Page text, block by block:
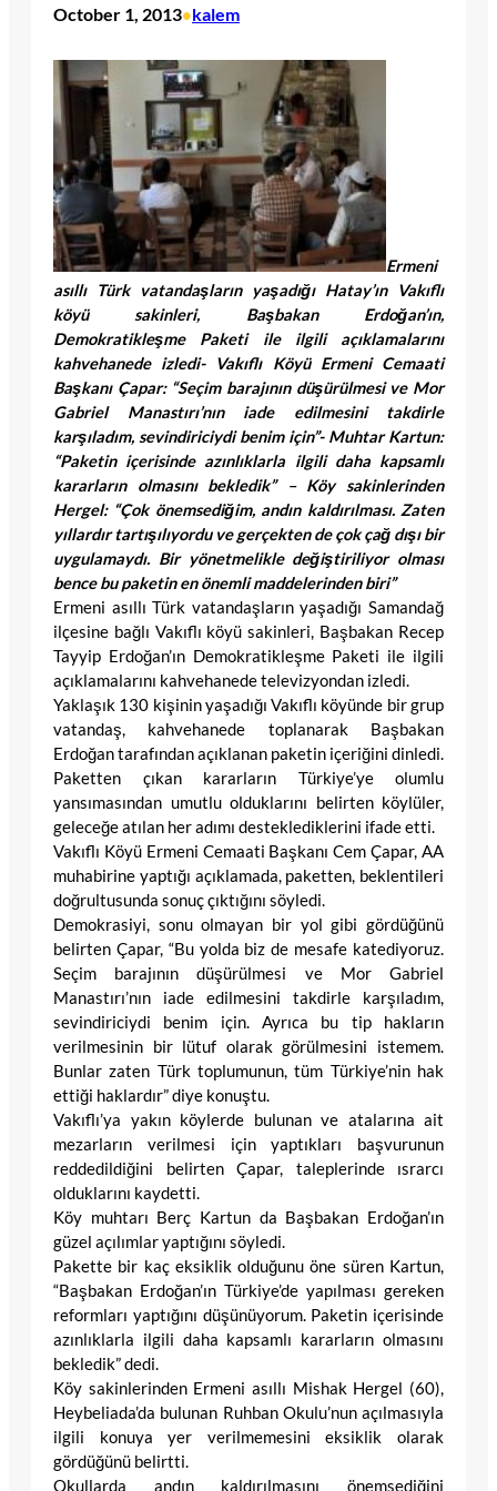
October 1, 2013•kalem
Ermeni
asıllı Türk vatandaşların yaşadığı Hatay’ın Vakıflı
köyü sakinleri, Başbakan Erdoğan’ın,
Demokratikleşme Paketi ile ilgili açıklamalarını
kahvehanede izledi- Vakıflı Köyü Ermeni Cemaati
Başkanı Çapar: “Seçim barajının düşürülmesi ve Mor
Gabriel Manastırı’nın iade edilmesini takdirle
karşıladım, sevindiriciydi benim için”- Muhtar Kartun:
“Paketin içerisinde azınlıklarla ilgili daha kapsamlı
kararların olmasını bekledik” – Köy sakinlerinden
Hergel: “Çok önemsediğim, andın kaldırılması. Zaten
yıllardır tartışılıyordu ve gerçekten de çok çağ dışı bir
uygulamaydı. Bir yönetmelikle değiştiriliyor olması
bence bu paketin en önemli maddelerinden biri”
Ermeni asıllı Türk vatandaşların yaşadığı Samandağ
ilçesine bağlı Vakıflı köyü sakinleri, Başbakan Recep
Tayyip Erdoğan’ın Demokratikleşme Paketi ile ilgili
açıklamalarını kahvehanede televizyondan izledi.
Yaklaşık 130 kişinin yaşadığı Vakıflı köyünde bir grup
vatandaş, kahvehanede toplanarak Başbakan
Erdoğan tarafından açıklanan paketin içeriğini dinledi.
Paketten çıkan kararların Türkiye’ye olumlu
yansımasından umutlu olduklarını belirten köylüler,
geleceğe atılan her adımı desteklediklerini ifade etti.
Vakıflı Köyü Ermeni Cemaati Başkanı Cem Çapar, AA
muhabirine yaptığı açıklamada, paketten, beklentileri
doğrultusunda sonuç çıktığını söyledi.
Demokrasiyi, sonu olmayan bir yol gibi gördüğünü
belirten Çapar, “Bu yolda biz de mesafe katediyoruz.
Seçim barajının düşürülmesi ve Mor Gabriel
Manastırı’nın iade edilmesini takdirle karşıladım,
sevindiriciydi benim için. Ayrıca bu tip hakların
verilmesinin bir lütuf olarak görülmesini istemem.
Bunlar zaten Türk toplumunun, tüm Türkiye’nin hak
ettiği haklardır” diye konuştu.
Vakıflı’ya yakın köylerde bulunan ve atalarına ait
mezarların verilmesi için yaptıkları başvurunun
reddedildiğini belirten Çapar, taleplerinde ısrarcı
olduklarını kaydetti.
Köy muhtarı Berç Kartun da Başbakan Erdoğan’ın
güzel açılımlar yaptığını söyledi.
Pakette bir kaç eksiklik olduğunu öne süren Kartun,
“Başbakan Erdoğan’ın Türkiye’de yapılması gereken
reformları yaptığını düşünüyorum. Paketin içerisinde
azınlıklarla ilgili daha kapsamlı kararların olmasını
bekledik” dedi.
Köy sakinlerinden Ermeni asıllı Mishak Hergel (60),
Heybeliada’da bulunan Ruhban Okulu’nun açılmasıyla
ilgili konuya yer verilmemesini eksiklik olarak
gördüğünü belirtti.
Okullarda andın kaldırılmasını önemsediğini